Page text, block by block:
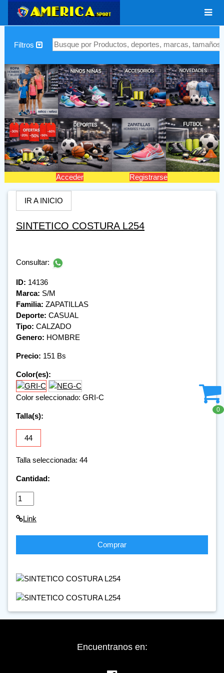
Filtros
Acceder Registrarse
IR A INICIO
SINTETICO COSTURA L254
Consultar:
ID: 14136
Marca: S/M
Familia: ZAPATILLAS
Deporte: CASUAL
Tipo: CALZADO
Genero: HOMBRE
Precio: 151 Bs
Color(es):
Color seleccionado: GRI-C
Talla(s):
44
Talla seleccionada: 44
Cantidad:
Link
Comprar
0
Encuentranos en: